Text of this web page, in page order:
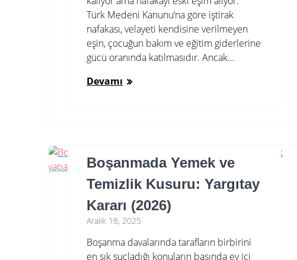
Türk Medeni Kanunu‘na göre iştirak
nafakası, velayeti kendisine verilmeyen
eşin, çocuğun bakım ve eğitim giderlerine
gücü oranında katılmasıdır. Ancak…
Devamı
Boşanmada Yemek ve
Temizlik Kusuru: Yargıtay
Kararı (2026)
Aralık 18, 2025
Boşanma davalarında tarafların birbirini
en sık suçladığı konuların başında ev içi